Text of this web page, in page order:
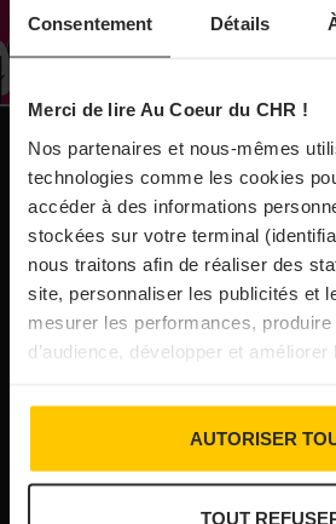
Consentement Détails
Merci de lire Au Coeur du CHR !
Nos partenaires et nous-mêmes
technologies comme les cookies
accéder à des informations
stockées sur votre terminal
nous traitons afin de réaliser des
site, personnaliser les publicités et
mesurer les performances, produire
d’audience, développer et améliorer
AUTORISER
TOUT
maison de
31/07/2026
Vins fins : la Chine affiche
31/07/2026
Brasserie Dupont : la bière
que…
Incendies : l’aide d’urgence
pour les indépendants,
NOS